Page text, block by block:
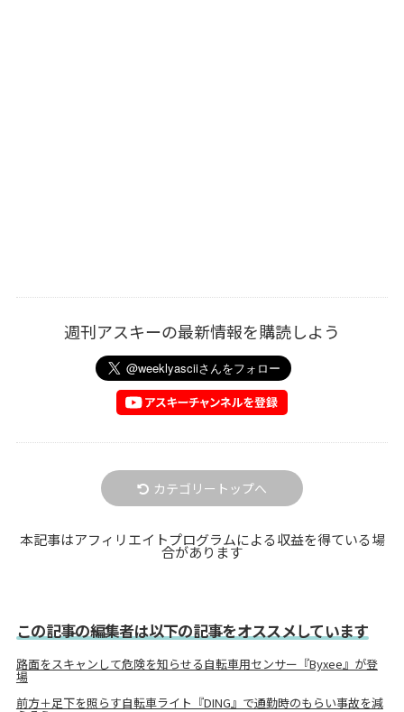
週刊アスキーの最新情報を購読しよう
カテゴリートップへ
本記事はアフィリエイトプログラムによる収益を得ている場
合があります
この記事の編集者は以下の記事をオススメしています
路面をスキャンして危険を知らせる自転車用センサー『Byxee』が登
場
前方＋足下を照らす自転車ライト『DING』で通勤時のもらい事故を減